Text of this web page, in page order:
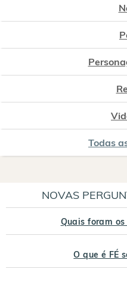
Todas
NOVAS
Quais foram os
O que é FÉ